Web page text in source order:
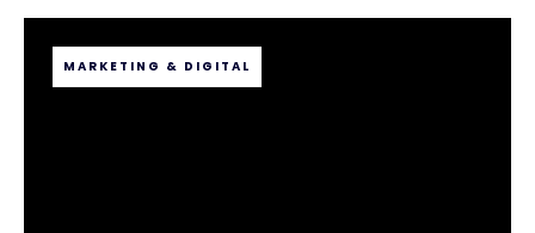
MARKETING & DIGITAL